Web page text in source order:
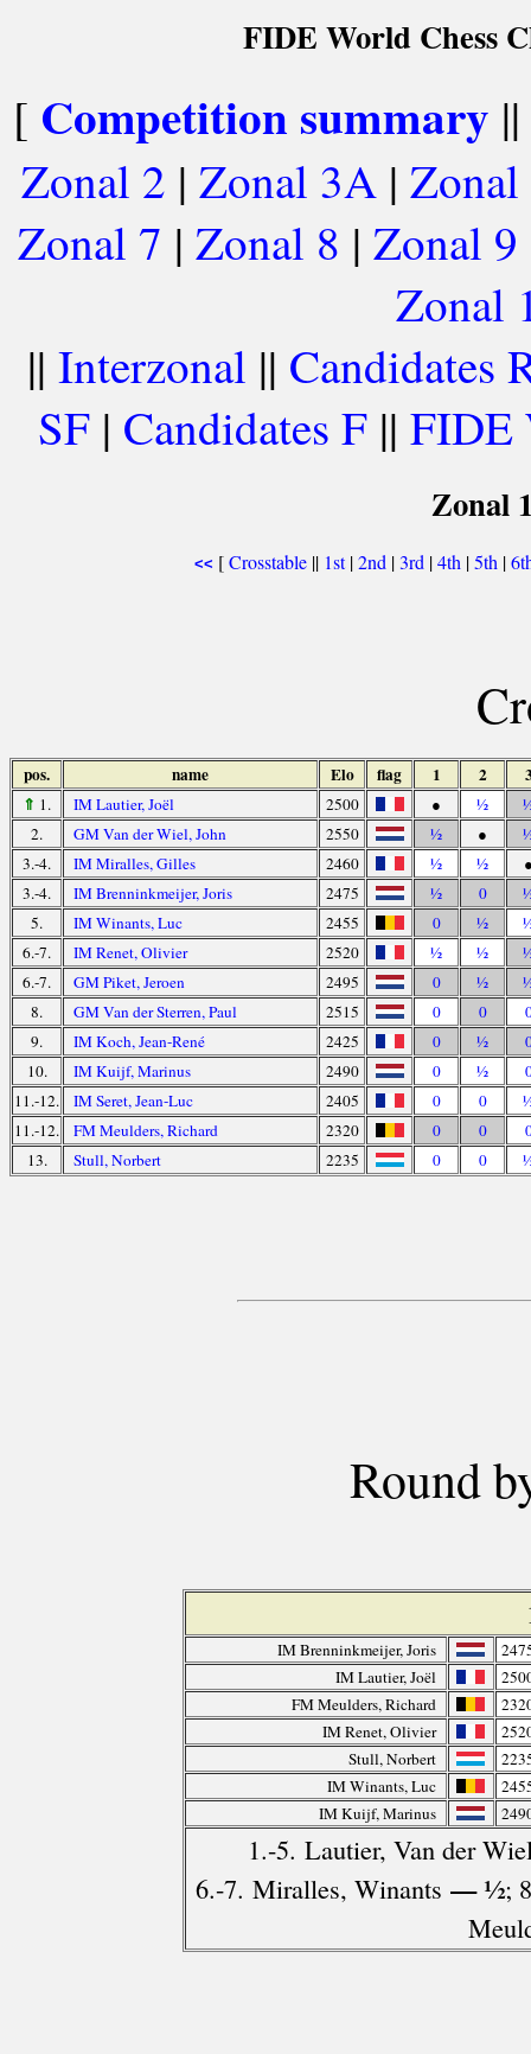
FIDE World Chess
[ Competition summary ||
Zonal 2 | Zonal 3A |
Zonal 7 | Zonal 8 | Zonal 9
Zonal
|| Interzonal || Candidates
SF| Candidates F|| FIDE
Zonal
<< [Crosstable || 1st|2nd |3rd |4th |5th |
pos. name Elo flag 1 2
⇑ 1. IM Lautier, Joël 2500 ● ½
2.
GM Van der Wiel, John 2550 ½ ●
3.-4.
IM Miralles, Gilles 2460 ½ ½
3.-4.
IM Brenninkmeijer, Joris 2475 ½ 0
5.
IM Winants, Luc 2455 0 ½
6.-7.
IM Renet, Olivier 2520 ½ ½
6.-7.
GM Piket, Jeroen 2495 0 ½
8.
GM Van der Sterren, Paul 2515 0 0
9.
IM Koch, Jean-René 2425 0 ½
10.
IM Kuijf, Marinus 2490 0 ½
11.-12.
IM Seret, Jean-Luc 2405 0 0
11.-12.
FM Meulders, Richard 2320 0 0
13.
Stull, Norbert 2235 0 0
Round
IM Brenninkmeijer, Joris
IM Lautier, Joël
FM Meulders, Richard
IM Renet, Olivier
Stull, Norbert
IM Winants, Luc
IM Kuijf, Marinus
1.-5. Lautier, Van der
6.-7. Miralles, Winants — ½;